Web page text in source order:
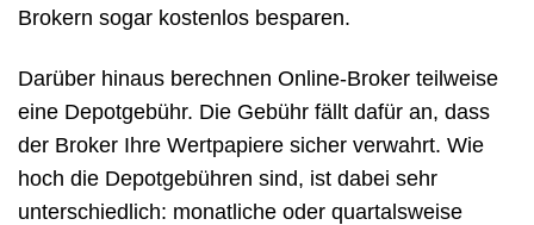
Brokern sogar kostenlos besparen.
Darüber hinaus berechnen Online-Broker teilweise
eine Depotgebühr. Die Gebühr fällt dafür an, dass
der Broker Ihre Wertpapiere sicher verwahrt. Wie
hoch die Depotgebühren sind, ist dabei sehr
unterschiedlich: monatliche oder quartalsweise